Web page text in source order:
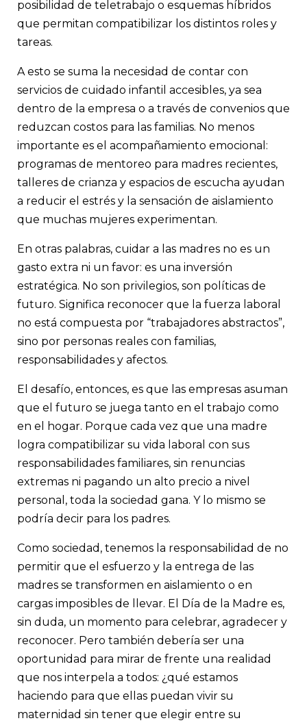
posibilidad de teletrabajo o esquemas híbridos
que permitan compatibilizar los distintos roles y
tareas.
A esto se suma la necesidad de contar con
servicios de cuidado infantil accesibles, ya sea
dentro de la empresa o a través de convenios que
reduzcan costos para las familias. No menos
importante es el acompañamiento emocional:
programas de mentoreo para madres recientes,
talleres de crianza y espacios de escucha ayudan
a reducir el estrés y la sensación de aislamiento
que muchas mujeres experimentan.
En otras palabras, cuidar a las madres no es un
gasto extra ni un favor: es una inversión
estratégica. No son privilegios, son políticas de
futuro. Significa reconocer que la fuerza laboral
no está compuesta por “trabajadores abstractos”,
sino por personas reales con familias,
responsabilidades y afectos.
El desafío, entonces, es que las empresas asuman
que el futuro se juega tanto en el trabajo como
en el hogar. Porque cada vez que una madre
logra compatibilizar su vida laboral con sus
responsabilidades familiares, sin renuncias
extremas ni pagando un alto precio a nivel
personal, toda la sociedad gana. Y lo mismo se
podría decir para los padres.
Como sociedad, tenemos la responsabilidad de no
permitir que el esfuerzo y la entrega de las
madres se transformen en aislamiento o en
cargas imposibles de llevar. El Día de la Madre es,
sin duda, un momento para celebrar, agradecer y
reconocer. Pero también debería ser una
oportunidad para mirar de frente una realidad
que nos interpela a todos: ¿qué estamos
haciendo para que ellas puedan vivir su
maternidad sin tener que elegir entre su